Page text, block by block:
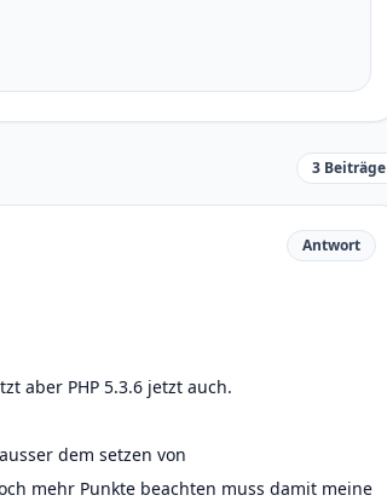
3 Beiträge
Antwort
aber PHP 5.3.6 jetzt auch.
dem setzen von
mehr Punkte beachten muss damit meine